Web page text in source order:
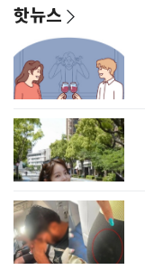
핫뉴스